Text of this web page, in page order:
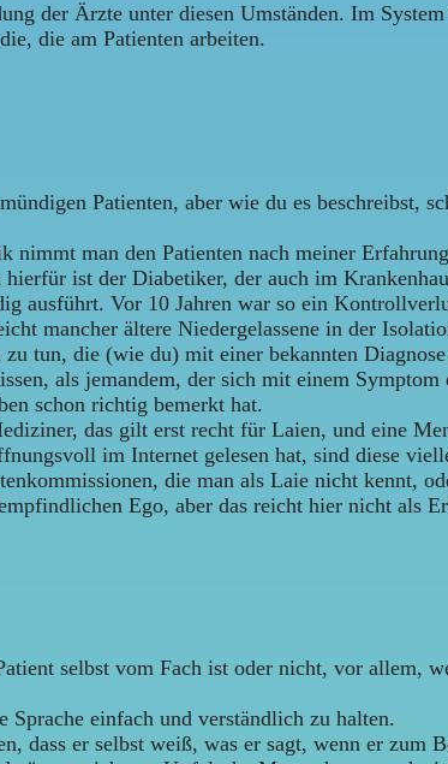
der Ärzte unter diesen Umständen. Im
die am Patienten arbeiten.
Patienten, aber wie du es beschreibst,
man den Patienten nach meiner
ist der Diabetiker, der auch im
ausführt. Vor 10 Jahren war so ein
mancher ältere Niedergelassene in der
tun, die (wie du) mit einer bekannten
als jemandem, der sich mit einem
schon richtig bemerkt hat.
das gilt erst recht für Laien, und eine
im Internet gelesen hat, sind diese
die man als Laie nicht kennt,
Ego, aber das reicht hier nicht als
selbst vom Fach ist oder nicht, vor allem,
einfach und verständlich zu halten.
dass er selbst weiß, was er sagt, wenn er zum